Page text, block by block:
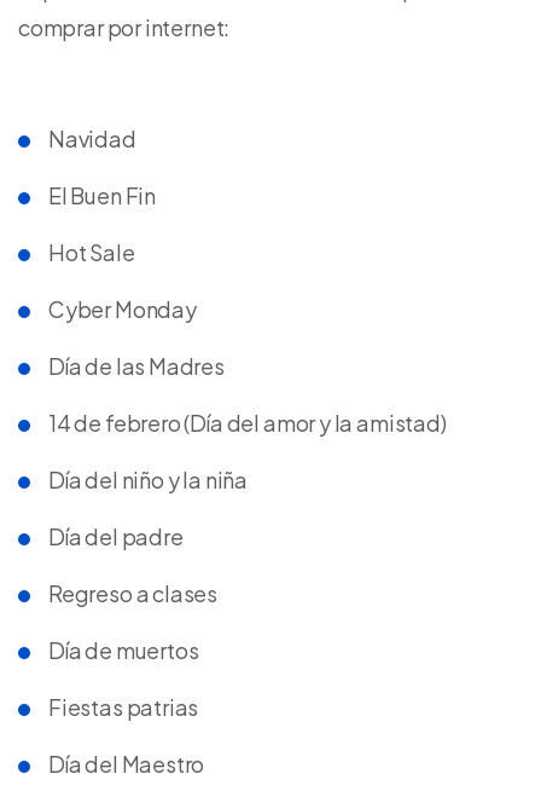
comprar por internet:
Navidad
El Buen Fin
Hot Sale
Cyber Monday
Día de las Madres
14 de febrero (Día del amor y la amistad)
Día del niño y la niña
Día del padre
Regreso a clases
Día de muertos
Fiestas patrias
Día del Maestro